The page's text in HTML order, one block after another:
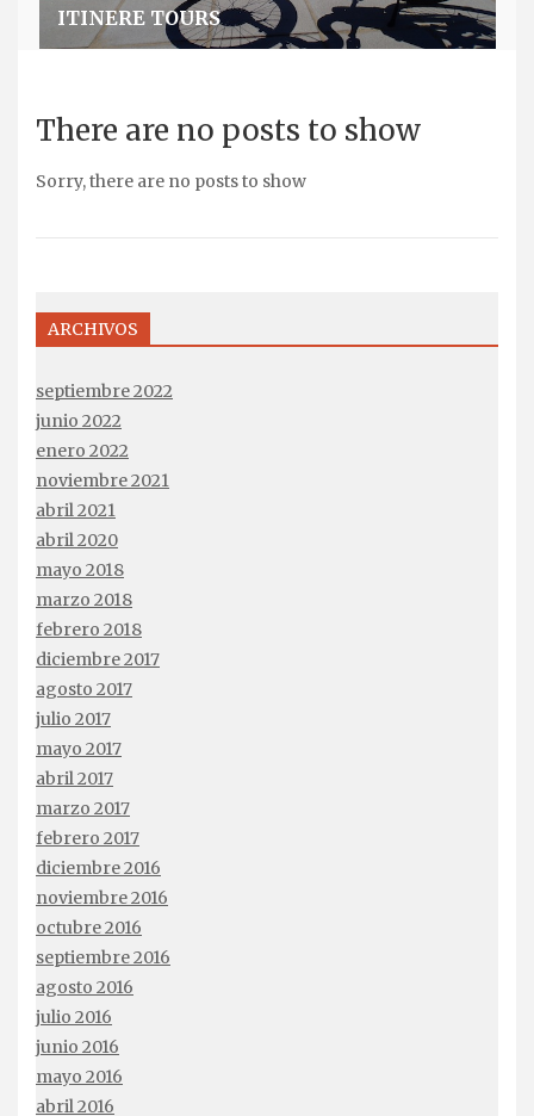
ITINERE TOURS
There are no posts to show
Sorry, there are no posts to show
ARCHIVOS
septiembre 2022
junio 2022
enero 2022
noviembre 2021
abril 2021
abril 2020
mayo 2018
marzo 2018
febrero 2018
diciembre 2017
agosto 2017
julio 2017
mayo 2017
abril 2017
marzo 2017
febrero 2017
diciembre 2016
noviembre 2016
octubre 2016
septiembre 2016
agosto 2016
julio 2016
junio 2016
mayo 2016
abril 2016